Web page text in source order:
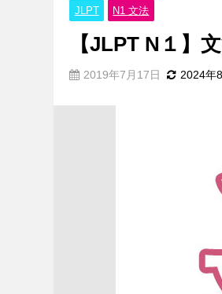
JLPT N1 文法
【JLPT N１】
2019年7月17日 2024年